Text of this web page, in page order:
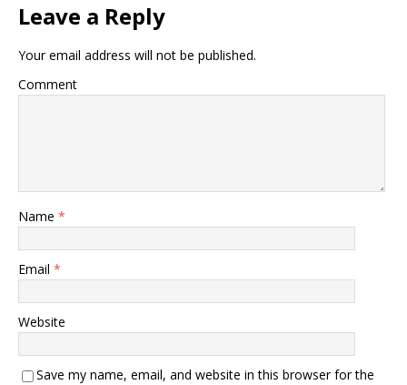
Leave a Reply
Your email address will not be published.
Comment
Name *
Email *
Website
Save my name, email, and website in this browser for the